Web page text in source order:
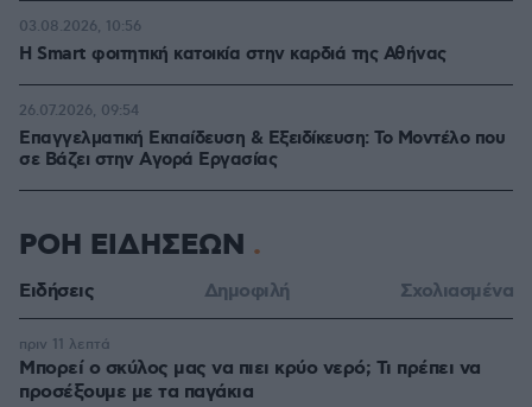
Η Smart φοιτητική κατοικία στην καρδιά της Αθήνας
03.08.2026, 10:56
Επαγγελματική Εκπαίδευση & Εξειδίκευση: Το Mοντέλο που
σε Bάζει στην Aγορά Eργασίας
26.07.2026, 09:54
ΡΟΗ ΕΙΔΗΣΕΩΝ
Ειδήσεις Δημοφιλή Σχολιασμένα
Μπορεί ο σκύλος μας να πιει κρύο νερό; Τι πρέπει να
προσέξουμε με τα παγάκια
πριν 11 λεπτά